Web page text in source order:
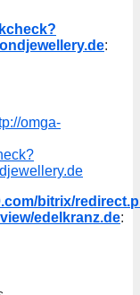
:
omga-
bitrix/
edelkranz.de: